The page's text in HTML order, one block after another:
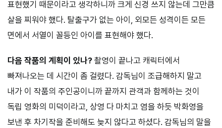
표현했기 때문이라고 생각하니까 크게 신경 쓰지 않는데 그만큼
살을 찌워야 했다. 탈출구가 없는 아이, 외모든 성격이든 모든
면에서 서열이 꼴등인 아이를 표현해야 했다.
다음 작품의 계획이 있나? 촬영이 끝나고 캐릭터에서
빠져나오는 데 시간이 좀 걸렸다. 감독님이 조급해하지 말고
내가 이 작품의 주인공이니까 끝까지 관객과 함께하는 것이
독립 영화의 미덕이라고, 상영 다 마치고 염을 하듯 박화영을
보낸 후 차기작을 준비해도 늦지 않다고 하셨다. 감독님의 말을